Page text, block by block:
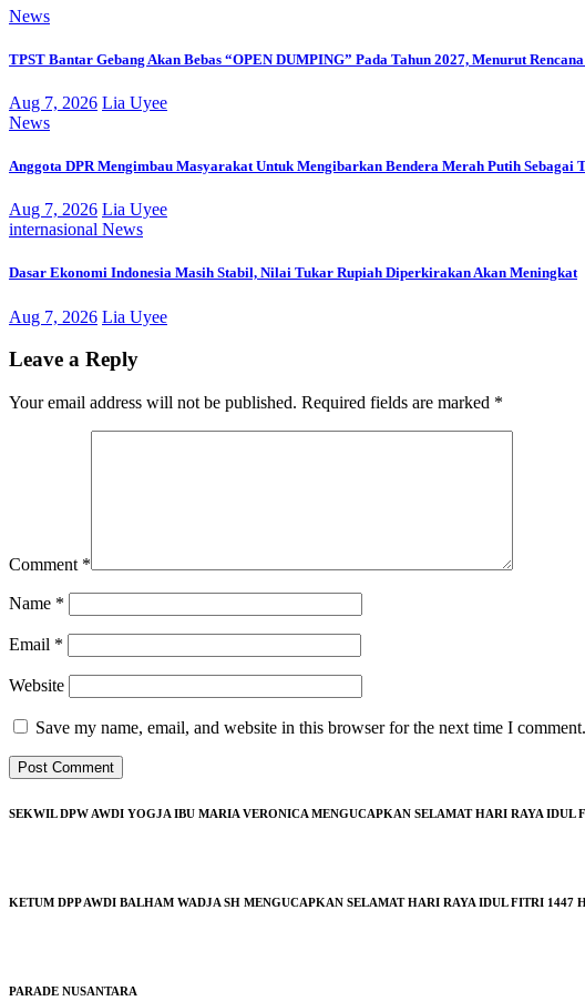
News
TPST Bantar Gebang Akan Bebas “OPEN DUMPING” Pada Tahun 2027, Menurut
Aug 7, 2026 Lia Uyee
News
Anggota DPR Mengimbau Masyarakat Untuk Mengibarkan Bendera Merah Putih Sebagai
Aug 7, 2026 Lia Uyee
internasional News
Dasar Ekonomi Indonesia Masih Stabil, Nilai Tukar Rupiah Diperkirakan Akan Meningkat
Aug 7, 2026 Lia Uyee
Leave a Reply
Your email address will not be published. Required fields are marked *
Comment *
Name *
Email *
Website
Save my name, email, and website in this browser for the next time I comment.
SEKWIL DPW AWDI YOGJA IBU MARIA VERONICA MENGUCAPKAN SELAMAT HARI RAYA IDUL
KETUM DPP AWDI BALHAM WADJA SH MENGUCAPKAN SELAMAT HARI RAYA IDUL FITRI 1447
PARADE NUSANTARA